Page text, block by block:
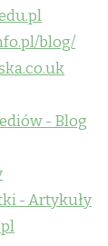
blog/
- Blog
- Artykuły